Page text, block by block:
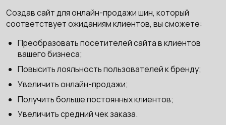
Создав сайт для онлайн-продажи шин, который
соответствует ожиданиям клиентов, вы сможете:
Преобразовать посетителей сайта в клиентов
вашего бизнеса;
Повысить лояльность пользователей к бренду;
Увеличить онлайн-продажи;
Получить больше постоянных клиентов;
Увеличить средний чек заказа.